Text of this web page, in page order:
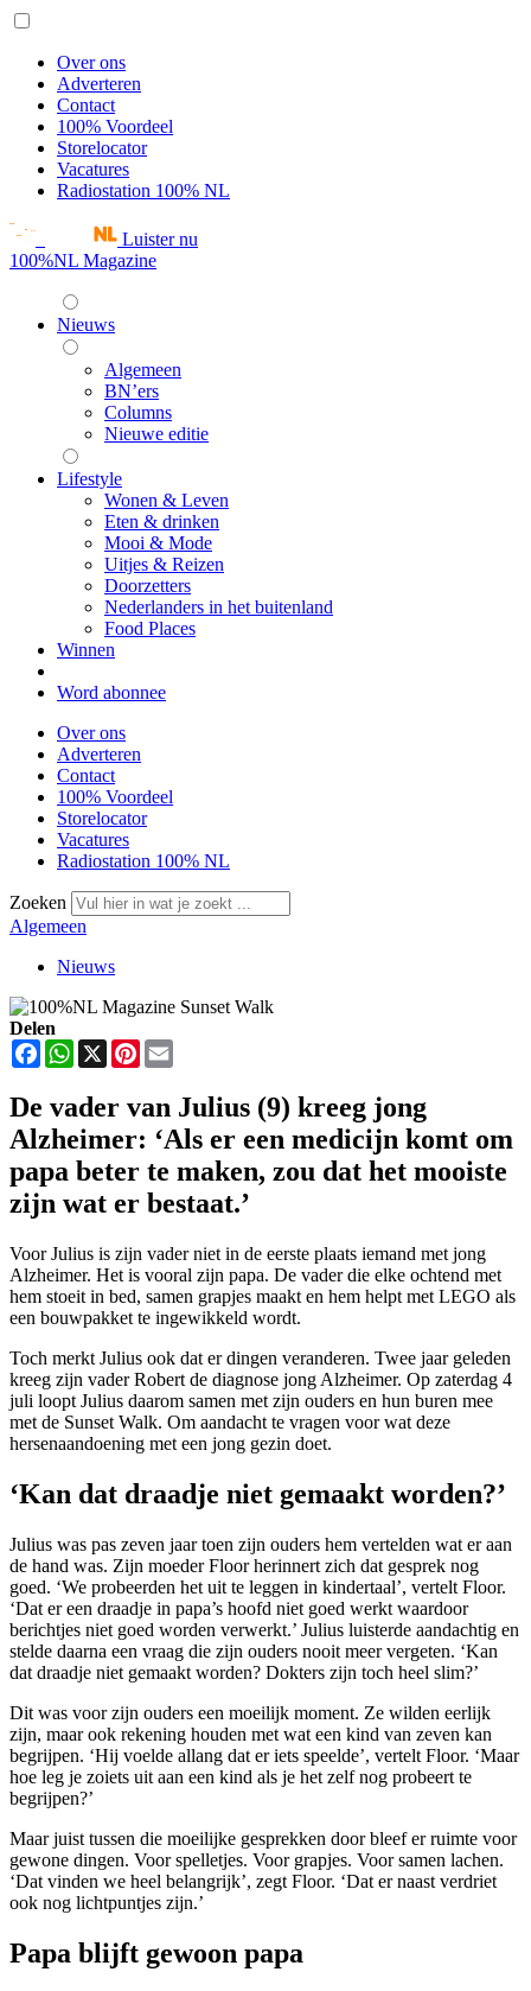
Over ons
Adverteren
Contact
100% Voordeel
Storelocator
Vacatures
Radiostation 100% NL
Luister nu
100%NL Magazine
Nieuws
Algemeen
BN’ers
Columns
Nieuwe editie
Lifestyle
Wonen & Leven
Eten & drinken
Mooi & Mode
Uitjes & Reizen
Doorzetters
Nederlanders in het buitenland
Food Places
Winnen
Word abonnee
Over ons
Adverteren
Contact
100% Voordeel
Storelocator
Vacatures
Radiostation 100% NL
Zoeken
Algemeen
Nieuws
Delen
FacebookWhatsApp
X Pinterest
De vader van Julius (9) kreeg jong
Alzheimer: ‘Als er een medicijn komt om
papa beter te maken, zou dat het mooiste
zijn wat er bestaat.’
Voor Julius is zijn vader niet in de eerste plaats iemand met jong
Alzheimer. Het is vooral zijn papa. De vader die elke ochtend met
hem stoeit in bed, samen grapjes maakt en hem helpt met LEGO als
een bouwpakket te ingewikkeld wordt.
Toch merkt Julius ook dat er dingen veranderen. Twee jaar geleden
kreeg zijn vader Robert de diagnose jong Alzheimer. Op zaterdag 4
juli loopt Julius daarom samen met zijn ouders en hun buren mee
met de Sunset Walk. Om aandacht te vragen voor wat deze
hersenaandoening met een jong gezin doet.
‘Kan dat draadje niet gemaakt worden?’
Julius was pas zeven jaar toen zijn ouders hem vertelden wat er aan
de hand was. Zijn moeder Floor herinnert zich dat gesprek nog
goed. ‘We probeerden het uit te leggen in kindertaal’, vertelt Floor.
‘Dat er een draadje in papa’s hoofd niet goed werkt waardoor
berichtjes niet goed worden verwerkt.’ Julius luisterde aandachtig en
stelde daarna een vraag die zijn ouders nooit meer vergeten. ‘Kan
dat draadje niet gemaakt worden? Dokters zijn toch heel slim?’
Dit was voor zijn ouders een moeilijk moment. Ze wilden eerlijk
zijn, maar ook rekening houden met wat een kind van zeven kan
begrijpen. ‘Hij voelde allang dat er iets speelde’, vertelt Floor. ‘Maar
hoe leg je zoiets uit aan een kind als je het zelf nog probeert te
begrijpen?’
Maar juist tussen die moeilijke gesprekken door bleef er ruimte voor
gewone dingen. Voor spelletjes. Voor grapjes. Voor samen lachen.
‘Dat vinden we heel belangrijk’, zegt Floor. ‘Dat er naast verdriet
ook nog lichtpuntjes zijn.’
Papa blijft gewoon papa